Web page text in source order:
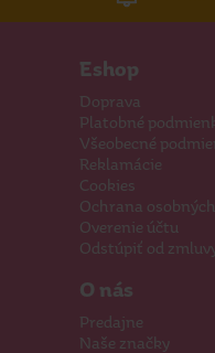
Eshop
Doprava
Platobné
Všeobecné
Reklamácie
Cookies
Ochrana
Overenie účtu
Odstúpiť od
O nás
Predajne
Naše značky